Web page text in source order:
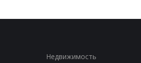
Недвижимость